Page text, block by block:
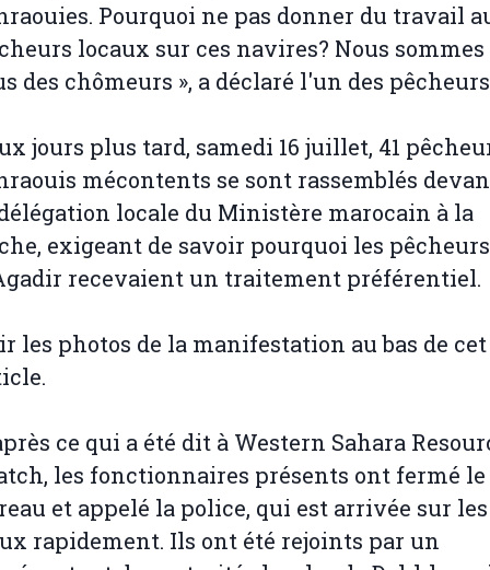
Pourquoi ne pas donner du travail
locaux sur ces navires? Nous sommes
des chômeurs », a déclaré l'un des
jours plus tard, samedi 16 juillet, 41
mécontents se sont rassemblés
locale du Ministère marocain à la
exigeant de savoir pourquoi les pêcheurs
recevaient un traitement préférentiel.
les photos de la manifestation au bas de cet
ce qui a été dit à Western Sahara
les fonctionnaires présents ont fermé le
et appelé la police, qui est arrivée sur les
rapidement. Ils ont été rejoints par un